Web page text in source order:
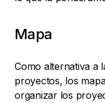
Mapa
Como alternativa a
proyectos, los
organizar los